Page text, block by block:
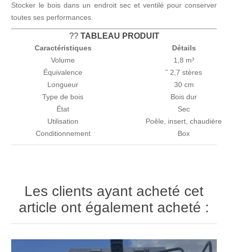
Stocker le bois dans un endroit sec et ventilé pour conserver
toutes ses performances.
?? TABLEAU PRODUIT
Caractéristiques
Détails
Volume
1,8 m³
Équivalence
˜ 2,7 stères
Longueur
30 cm
Type de bois
Bois dur
État
Sec
Utilisation
Poêle, insert, chaudière
Conditionnement
Box
Les clients ayant acheté cet
article ont également acheté :